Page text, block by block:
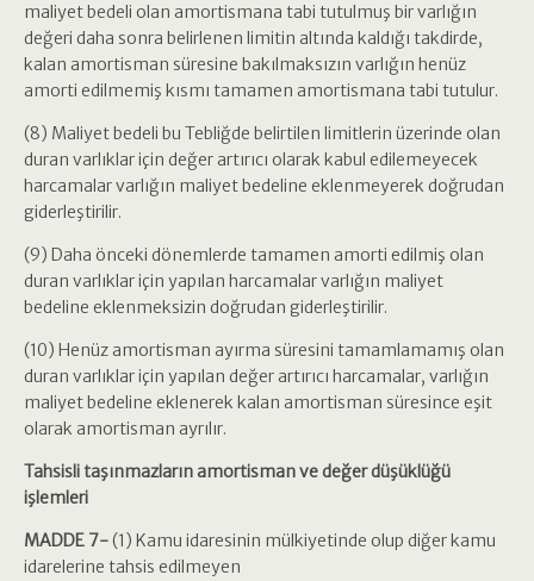
maliyet bedeli olan amortismana tabi tutulmuş bir varlığın
değeri daha sonra belirlenen limitin altında kaldığı takdirde,
kalan amortisman süresine bakılmaksızın varlığın henüz
amorti edilmemiş kısmı tamamen amortismana tabi tutulur.
(8) Maliyet bedeli bu Tebliğde belirtilen limitlerin üzerinde olan
duran varlıklar için değer artırıcı olarak kabul edilemeyecek
harcamalar varlığın maliyet bedeline eklenmeyerek doğrudan
giderleştirilir.
(9) Daha önceki dönemlerde tamamen amorti edilmiş olan
duran varlıklar için yapılan harcamalar varlığın maliyet
bedeline eklenmeksizin doğrudan giderleştirilir.
(10) Henüz amortisman ayırma süresini tamamlamamış olan
duran varlıklar için yapılan değer artırıcı harcamalar, varlığın
maliyet bedeline eklenerek kalan amortisman süresince eşit
olarak amortisman ayrılır.
Tahsisli taşınmazların amortisman ve değer düşüklüğü
işlemleri
MADDE 7-(1) Kamu idaresinin mülkiyetinde olup diğer kamu
idarelerine tahsis edilmeyen